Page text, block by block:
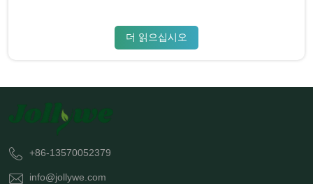
더 읽으십시오
+86-13570052379
info@jollywe.com